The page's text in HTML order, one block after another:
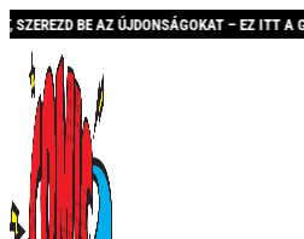
– EZ ITT A GYŰJTŐK